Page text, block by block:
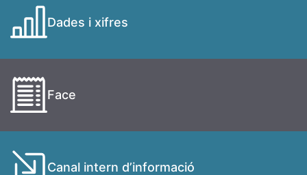
Dades i xifres
Face
Canal intern d’informació